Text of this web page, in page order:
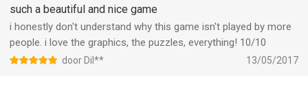
one who translated it into Dutch: boo to you! ‘Sand in my hair’
translates as ‘zand in MIJN haar’, NOT as ‘zand in me haar’, and
‘my own life’ translates as ‘MIJN eigen leven’, NOT as ‘me eigen
leven’.
such a beautiful and nice game
i honestly don't understand why this game isn't played by more
people. i love the graphics, the puzzles, everything! 10/10
door Dil** 13/05/2017